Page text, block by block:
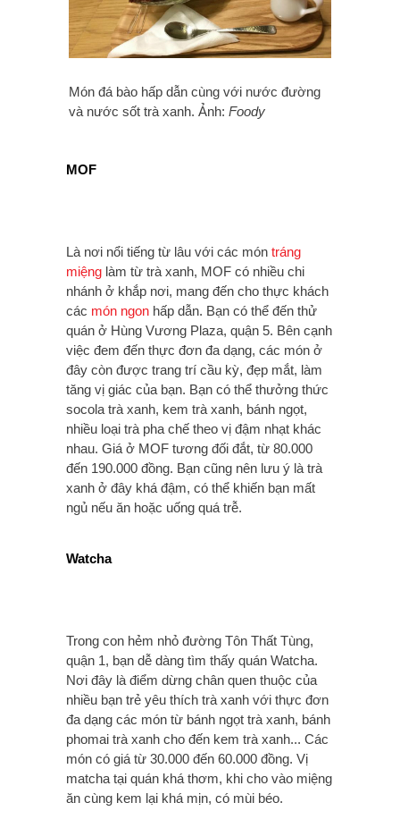
Món đá bào hấp dẫn cùng với nước đường
và nước sốt trà xanh. Ảnh: Foody
MOF
Là nơi nổi tiếng từ lâu với các món tráng
miệng làm từ trà xanh, MOF có nhiều chi
nhánh ở khắp nơi, mang đến cho thực khách
các món ngon hấp dẫn. Bạn có thể đến thử
quán ở Hùng Vương Plaza, quận 5. Bên cạnh
việc đem đến thực đơn đa dạng, các món ở
đây còn được trang trí cầu kỳ, đẹp mắt, làm
tăng vị giác của bạn. Bạn có thể thưởng thức
socola trà xanh, kem trà xanh, bánh ngọt,
nhiều loại trà pha chế theo vị đậm nhạt khác
nhau. Giá ở MOF tương đối đắt, từ 80.000
đến 190.000 đồng. Bạn cũng nên lưu ý là trà
xanh ở đây khá đậm, có thể khiến bạn mất
ngủ nếu ăn hoặc uống quá trễ.
Watcha
Trong con hẻm nhỏ đường Tôn Thất Tùng,
quận 1, bạn dễ dàng tìm thấy quán Watcha.
Nơi đây là điểm dừng chân quen thuộc của
nhiều bạn trẻ yêu thích trà xanh với thực đơn
đa dạng các món từ bánh ngọt trà xanh, bánh
phomai trà xanh cho đến kem trà xanh... Các
món có giá từ 30.000 đến 60.000 đồng. Vị
matcha tại quán khá thơm, khi cho vào miệng
ăn cùng kem lại khá mịn, có mùi béo.